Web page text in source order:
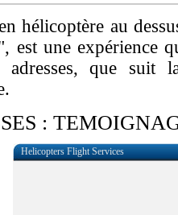
hélicoptère au
est une expérience
adresses, que
:
Helicopters Flight Services